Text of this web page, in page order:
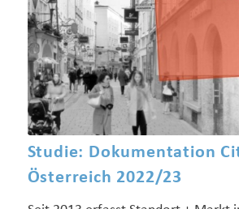
Studie: Dokumentation
Österreich 2022/23